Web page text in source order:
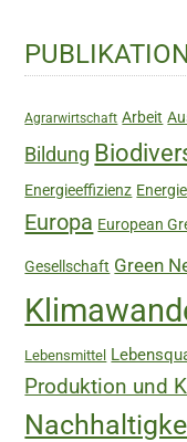
Haupt-
Sidebar
Agrarwirtschaft Arbeit
Bildung
Energieeffizienz
Europa European
Gesellschaft Green
Lebensmittel
Produktion und